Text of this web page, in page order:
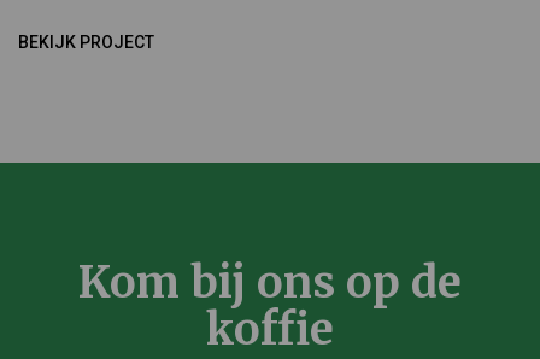
BEKIJK PROJECT
Kom bij ons op de
koffie